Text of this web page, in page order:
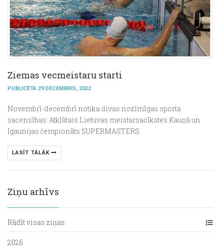
Ziemas vecmeistaru starti
PUBLICĒTA 29 DECEMBRIS, 2022
Novembrī-decembrī notika divas nozīmīgas sporta
sacensības: Atklātais Lietuvas meistarsacīkstes Kauņā un
Igaunijas čempionāts SUPERMASTERS.
LASĪT TĀLĀK
Ziņu arhīvs
Rādīt visas ziņas
2026